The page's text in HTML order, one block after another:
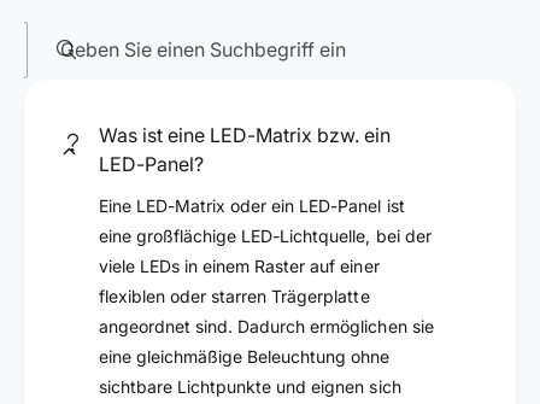
Geben Sie einen Suchbegriff ein
Was ist eine LED-Matrix bzw. ein
LED-Panel?
Eine LED-Matrix oder ein LED-Panel ist
eine großflächige LED-Lichtquelle, bei der
viele LEDs in einem Raster auf einer
flexiblen oder starren Trägerplatte
angeordnet sind. Dadurch ermöglichen sie
eine gleichmäßige Beleuchtung ohne
sichtbare Lichtpunkte und eignen sich